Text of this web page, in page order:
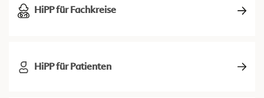
HiPP für Fachkreise
HiPP für Patienten